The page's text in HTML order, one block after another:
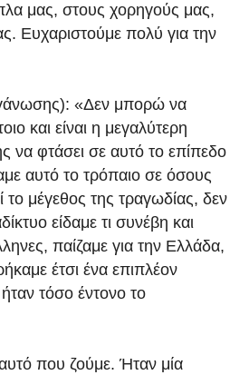
μας, στους χορηγούς μας,
Ευχαριστούμε πολύ για την
«Δεν μπορώ να
και είναι η μεγαλύτερη
να φτάσει σε αυτό το επίπεδο
αυτό το τρόπαιο σε όσους
το μέγεθος της τραγωδίας, δεν
είδαμε τι συνέβη και
παίζαμε για την Ελλάδα,
έτσι ένα επιπλέον
τόσο έντονο το
που ζούμε. Ήταν μία